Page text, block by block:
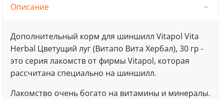
Описание
Дополнительный корм для шиншилл Vitapol Vita
Herbal Цветущий луг (Витапо Вита Хербал), 30 гр -
это серия лакомств от фирмы Vitapol, которая
рассчитана специально на шиншилл.
Лакомство очень богато на витамины и минералы.